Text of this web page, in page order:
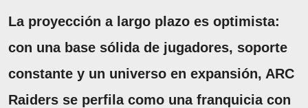
La proyección a largo plazo es optimista:
con una base sólida de jugadores, soporte
constante y un universo en expansión, ARC
Raiders se perfila como una franquicia con